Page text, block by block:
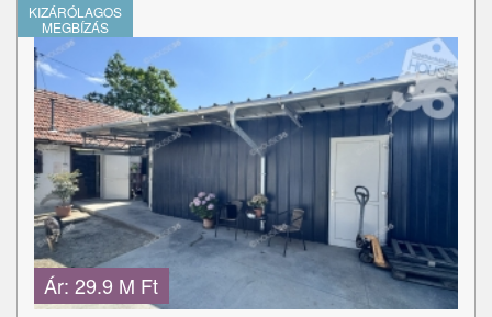
KIZÁRÓLAGOS
MEGBÍZÁS
Ár: 29.9 M Ft